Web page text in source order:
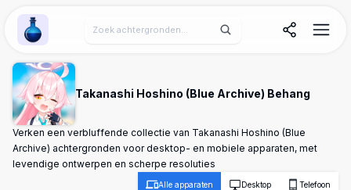
Wallpaper Alchemy
Takanashi Hoshino (Blue Archive) Behang
Verken een verbluffende collectie van Takanashi Hoshino (Blue
Archive) achtergronden voor desktop- en mobiele apparaten, met
levendige ontwerpen en scherpe resoluties
Alle apparaten Desktop Telefoon